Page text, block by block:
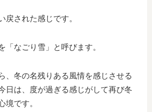
戻された感じです。
「なごり雪」と呼びます。
、冬の名残りある風情を感じさせる
日は、度が過ぎる感じがして再び冬
境です。